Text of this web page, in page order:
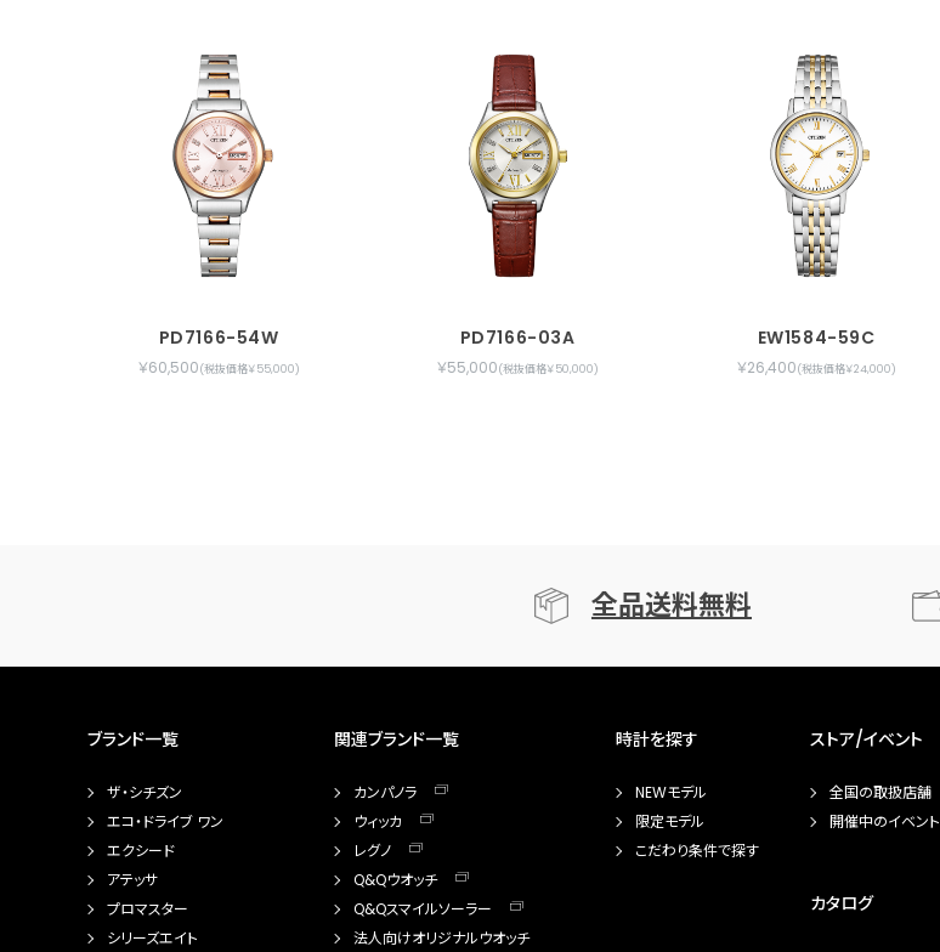
PD7166-54W
￥60,500(税抜価格￥55,000)
PD7166-03A
￥55,000(税抜価格￥50,000)
EW1584-59C
￥26,400(税抜価格￥24,000)
全品送料無料
ブランド一覧
ザ・シチズン
エコ・ドライブ ワン
エクシード
アテッサ
プロマスター
シリーズエイト
関連ブランド一覧
カンパノラ
ウィッカ
レグノ
Q&Qウオッチ
Q&Qスマイルソーラー
法人向けオリジナルウオッチ
時計を探す
NEWモデル
限定モデル
こだわり条件で探す
ストア/イベント
全国の取扱店舗
開催中のイベント
カタログ